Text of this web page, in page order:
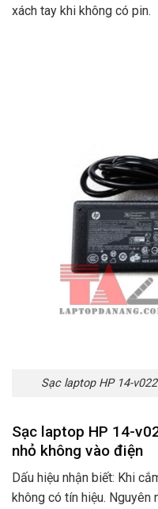
xách tay khi không có pin.
Sạc laptop HP 14-
Sạc laptop HP 14-
nhỏ không vào điện
Dấu hiệu nhận biết: Khi
không có tín hiệu.